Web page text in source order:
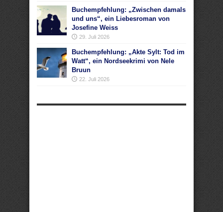
Buchempfehlung: „Zwischen damals
und uns“, ein Liebesroman von
Josefine Weiss
29. Juli 2026
Buchempfehlung: „Akte Sylt: Tod im
Watt“, ein Nordseekrimi von Nele
Bruun
22. Juli 2026